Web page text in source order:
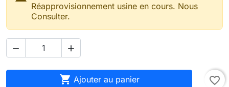
Réapprovisionnement usine en cours. Nous
Consulter.
 
 Ajouter au panier favorite_border